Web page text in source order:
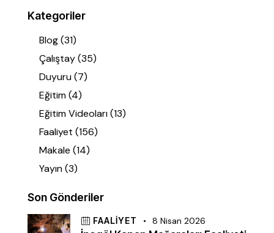
Kategoriler
Blog(31)
Çalıştay(35)
Duyuru(7)
Eğitim(4)
Eğitim Videoları(13)
Faaliyet (156)
Makale (14)
Yayın(3)
Son Gönderiler
FAALIYET 8 Nisan 2026